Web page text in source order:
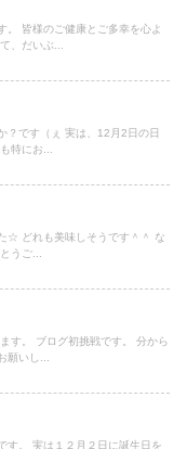
。 皆様のご健康とご多幸を心よ
、だいぶ...
？です（ぇ 実は、12月2日の日
特にお...
☆ どれも美味しそうです＾＾ な
うご...
す。 ブログ初挑戦です。 分から
願いし...
す。 実は１２月２日に誕生日を